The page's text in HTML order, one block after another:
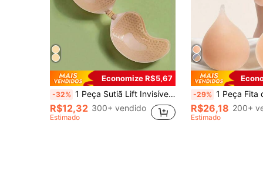
Economize R$5,67
-32% 1 Peça Sutiã Lift Invisível, Sutiã Adesivo de Levantamento de Seios de Tamanho Pequeno, Sutiãs e Acessórios Femininos
R$12,32 300+ vendido
Estimado
-29% 1 Peça Fita de Silicone em Formato de Colher para Levantamento de Seios com Alça de Ombro,
R$26,18 200+
Estimado